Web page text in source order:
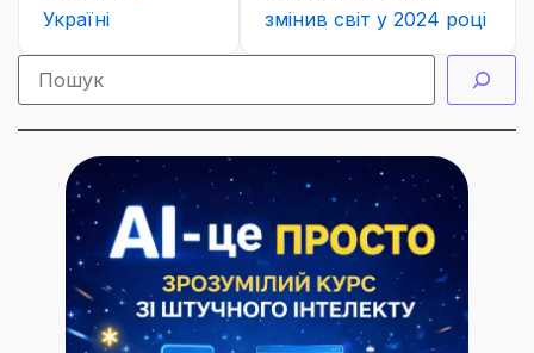
Україні
змінив світ у 2024 році